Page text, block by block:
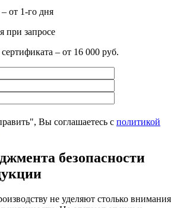
от 1-го дня
при запросе
– от 16 000 руб.
Вы соглашаетесь с политикой
безопасности
не уделяют столько